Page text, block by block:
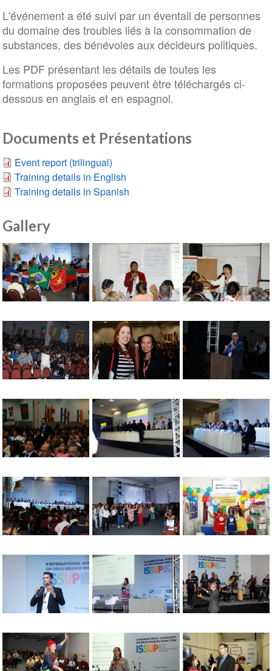
L'événement a été suivi par un éventail de personnes
du domaine des troubles liés à la consommation de
substances, des bénévoles aux décideurs politiques.
Les PDF présentant les détails de toutes les
formations proposées peuvent être téléchargés ci-
dessous en anglais et en espagnol.
Documents et Présentations
Event report (trilingual)
Training details in English
Training details in Spanish
Gallery